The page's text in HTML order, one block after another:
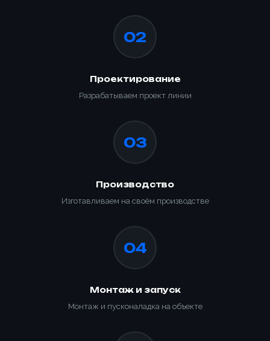
02
Проектирование
Разрабатываем проект линии
03
Производство
Изготавливаем на своём производстве
04
Монтаж и запуск
Монтаж и пусконаладка на объекте